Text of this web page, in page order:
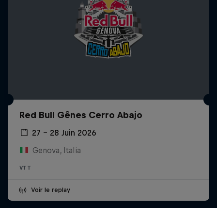
Red Bull Gênes Cerro Abajo
27 – 28 Juin 2026
Genova, Italia
VTT
Voir le replay